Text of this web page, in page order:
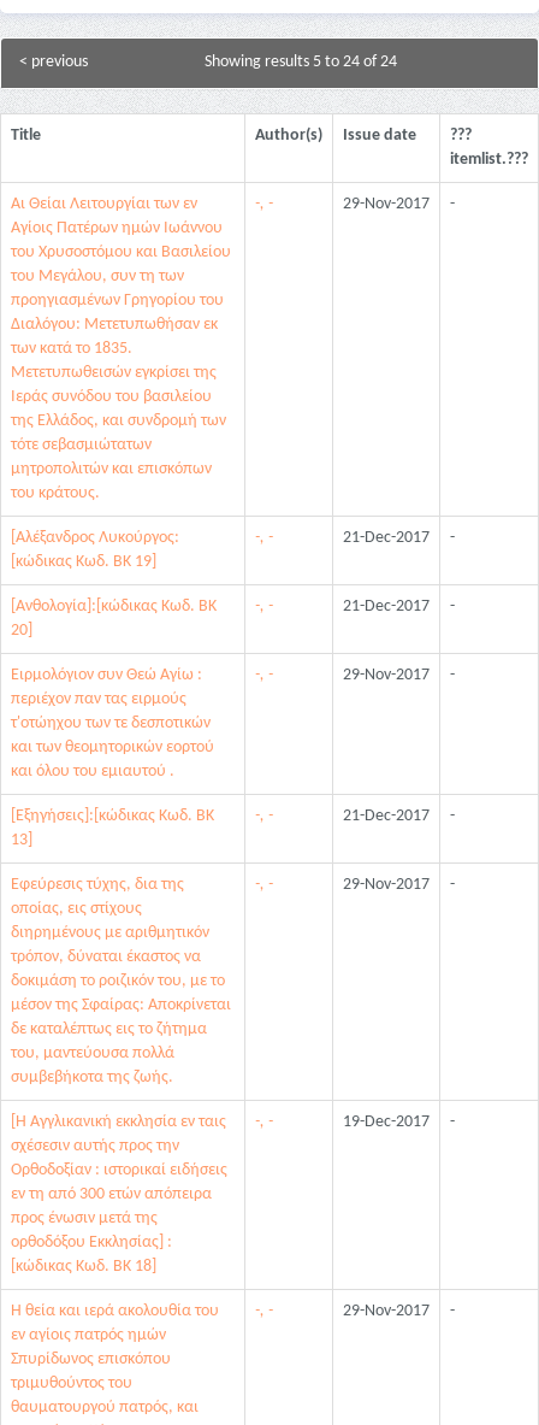
Showing results 5 to 24 of 24
< previous
Title Author(s) Issue date
???
itemlist.???
Αι Θείαι Λειτουργίαι των εν
Αγίοις Πατέρων ημών Ιωάννου
του Χρυσοστόμου και Βασιλείου
του Μεγάλου, συν τη των
προηγιασμένων Γρηγορίου του
Διαλόγου: Μετετυπωθήσαν εκ
των κατά το 1835.
Μετετυπωθεισών εγκρίσει της
Ιεράς συνόδου του βασιλείου
της Ελλάδος, και συνδρομή των
τότε σεβασμιώτατων
μητροπολιτών και επισκόπων
του κράτους.
-, - 29-Nov-2017 -
[Αλέξανδρος Λυκούργος:
[κώδικας Κωδ. ΒΚ 19]
-, - 21-Dec-2017 -
[Ανθολογία]:[κώδικας Κωδ. ΒΚ
20]
-, - 21-Dec-2017 -
Ειρμολόγιον συν Θεώ Αγίω :
περιέχον παν τας ειρμούς
τ'οτώηχου των τε δεσποτικών
και των θεομητορικών εορτού
και όλου του εμιαυτού .
-, - 29-Nov-2017 -
[Εξηγήσεις]:[κώδικας Κωδ. ΒΚ
13]
-, - 21-Dec-2017 -
Εφεύρεσις τύχης, δια της
οποίας, εις στίχους
διηρημένους με αριθμητικόν
τρόπον, δύναται έκαστος να
δοκιμάση το ροιζικόν του, με το
μέσον της Σφαίρας: Αποκρίνεται
δε καταλέπτως εις το ζήτημα
του, μαντεύουσα πολλά
συμβεβήκοτα της ζωής.
-, - 29-Nov-2017 -
[Η Αγγλικανική εκκλησία εν ταις
σχέσεσιν αυτής προς την
Ορθοδοξίαν : ιστορικαί ειδήσεις
εν τη από 300 ετών απόπειρα
προς ένωσιν μετά της
ορθοδόξου Εκκλησίας] :
[κώδικας Κωδ. ΒΚ 18]
-, - 19-Dec-2017 -
Η θεία και ιερά ακολουθία του
εν αγίοις πατρός ημών
Σπυρίδωνος επισκόπου
τριμυθούντος του
θαυματουργού πατρός, και
-, - 29-Nov-2017 -